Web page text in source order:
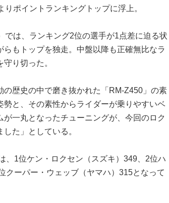
ポイントランキングトップに浮上。
は、ランキング2位の選手が1点差に迫る状
もトップを独走。中盤以降も正確無比なラ
り切った。
歴史の中で磨き抜かれた「RM-Z450」の素
と、その素性からライダーが乗りやすいベ
一丸となったチューニングが、今回のロク
た」としている。
、1位ケン・ロクセン（スズキ）349、2位ハ
クーパー・ウェッブ（ヤマハ）315となって